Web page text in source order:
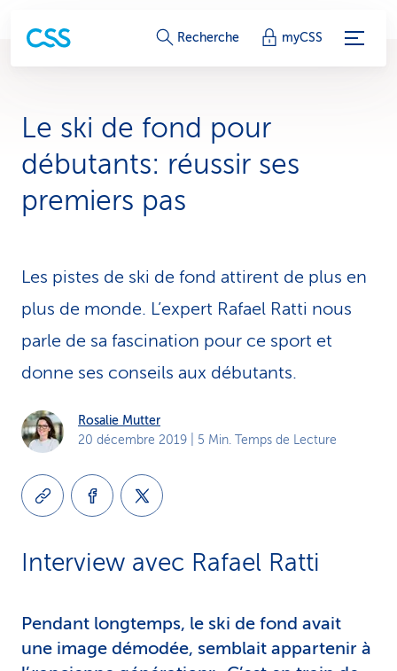
L
s
d
s
e
r
i
e
Recherche myCSS
Le ski de fond pour
débutants: réussir ses
premiers pas
Les pistes de ski de fond attirent de plus en
plus de monde. L’expert Rafael Ratti nous
parle de sa fascination pour ce sport et
donne ses conseils aux débutants.
Rosalie Mutter
20 décembre 2019 | 5 Min. Temps de Lecture
Interview avec Rafael Ratti
Pendant longtemps, le ski de fond avait
une image démodée, semblait appartenir à